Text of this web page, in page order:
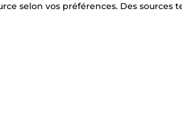
selon vos préférences. Des sources